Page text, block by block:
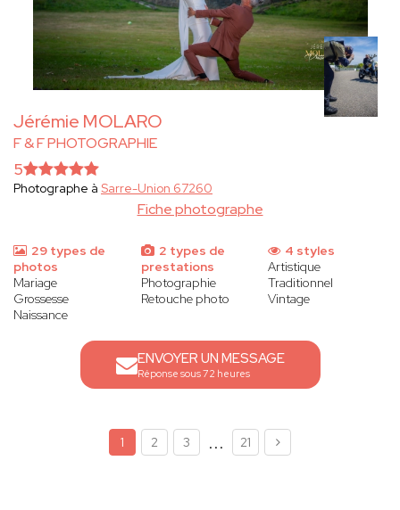
Jérémie MOLARO
F & F PHOTOGRAPHIE
Fiche photographe
5
Photographe à Sarre-Union 67260
29 types de
photos
Mariage
Grossesse
Naissance
2 types de
prestations
Photographie
Retouche photo
4 styles
Artistique
Traditionnel
Vintage
ENVOYER UN MESSAGE
Réponse sous 72 heures
1 2 3 ... 21